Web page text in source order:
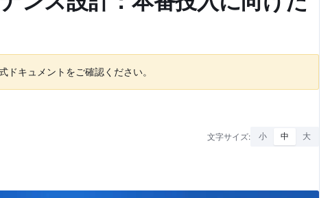
キュメントをご確認ください。
文字サイズ: 小 中 大